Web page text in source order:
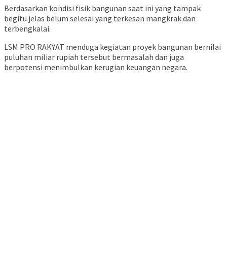
Berdasarkan kondisi fisik bangunan saat ini yang tampak
begitu jelas belum selesai yang terkesan mangkrak dan
terbengkalai.
LSM PRO RAKYAT menduga kegiatan proyek bangunan bernilai
puluhan miliar rupiah tersebut bermasalah dan juga
berpotensi menimbulkan kerugian keuangan negara.